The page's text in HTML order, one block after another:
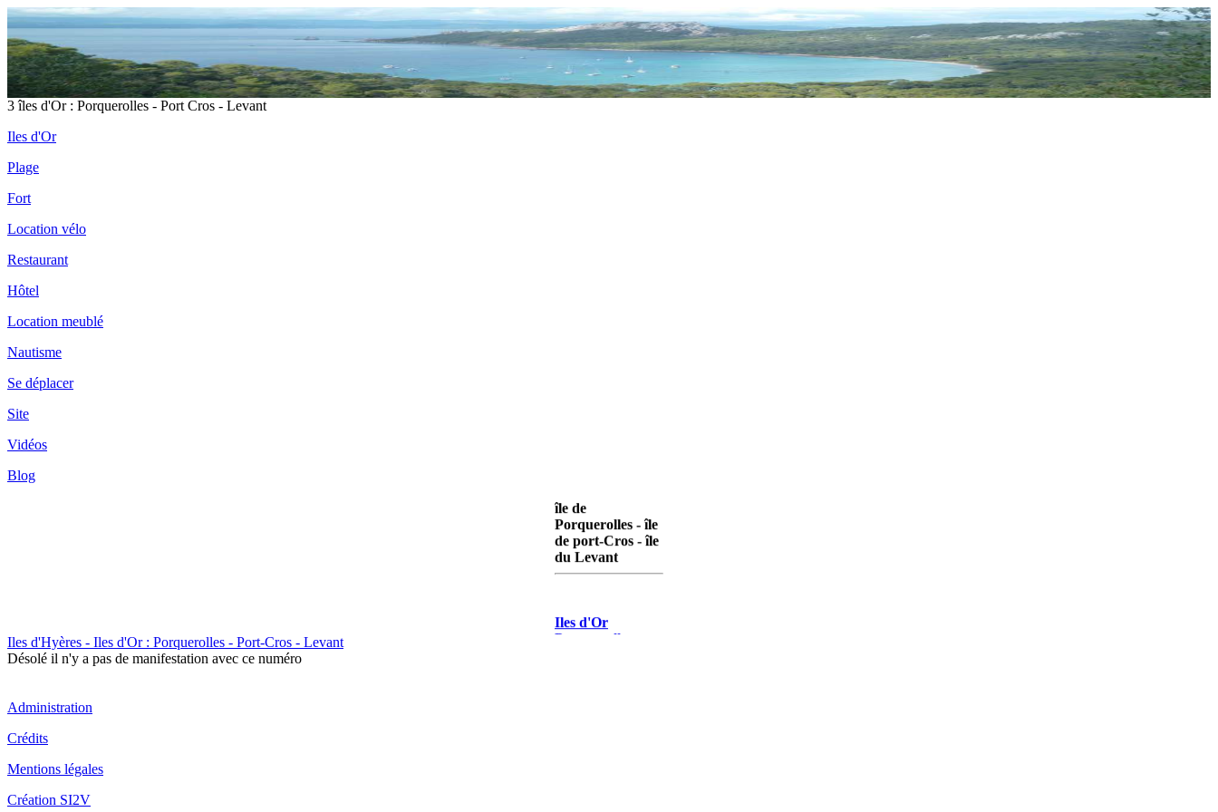
3 îles d'Or : Porquerolles - Port Cros - Levant
Iles d'Or
Plage
Fort
Location vélo
Restaurant
Hôtel
Location meublé
Nautisme
Se déplacer
Site
Vidéos
Blog
île de
Porquerolles - île
de port-Cros - île
du Levant
Iles d'Or
Porquerolles
Iles d'Hyères - Iles d'Or : Porquerolles - Port-Cros - Levant
Désolé il n'y a pas de manifestation avec ce numéro
Administration
Crédits
Mentions légales
Création SI2V